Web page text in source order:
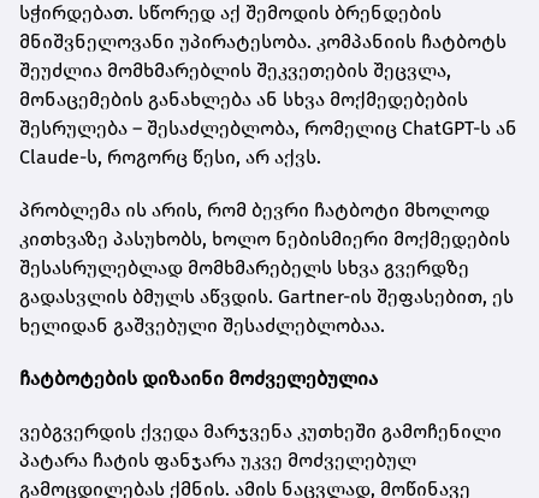
სჭირდებათ. სწორედ აქ შემოდის ბრენდების
მნიშვნელოვანი უპირატესობა. კომპანიის ჩატბოტს
შეუძლია მომხმარებლის შეკვეთების შეცვლა,
მონაცემების განახლება ან სხვა მოქმედებების
შესრულება – შესაძლებლობა, რომელიც ChatGPT-ს ან
Claude-ს, როგორც წესი, არ აქვს.
პრობლემა ის არის, რომ ბევრი ჩატბოტი მხოლოდ
კითხვაზე პასუხობს, ხოლო ნებისმიერი მოქმედების
შესასრულებლად მომხმარებელს სხვა გვერდზე
გადასვლის ბმულს აწვდის. Gartner-ის შეფასებით, ეს
ხელიდან გაშვებული შესაძლებლობაა.
ჩატბოტების დიზაინი მოძველებულია
ვებგვერდის ქვედა მარჯვენა კუთხეში გამოჩენილი
პატარა ჩატის ფანჯარა უკვე მოძველებულ
გამოცდილებას ქმნის. ამის ნაცვლად, მოწინავე